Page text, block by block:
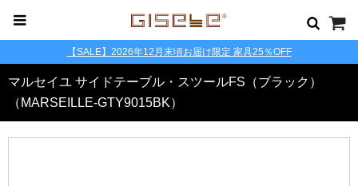
【SALE】2026年12月末頃お届け限定 家具25％OFF
マルセイユ サイドテーブル・スツールFS（ブラック）
（MARSEILLE-GTY9015BK）